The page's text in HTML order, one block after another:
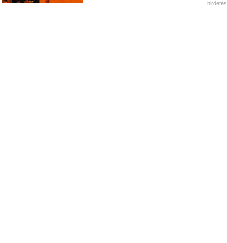
hirdetés